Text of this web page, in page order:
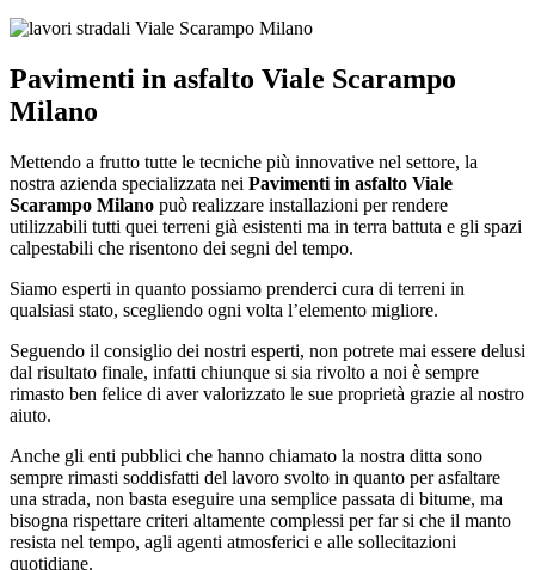
Pavimenti in asfalto Viale Scarampo
Milano
Mettendo a frutto tutte le tecniche più innovative nel settore, la
nostra azienda specializzata nei Pavimenti in asfalto Viale
Scarampo Milano può realizzare installazioni per rendere
utilizzabili tutti quei terreni già esistenti ma in terra battuta e gli spazi
calpestabili che risentono dei segni del tempo.
Siamo esperti in quanto possiamo prenderci cura di terreni in
qualsiasi stato, scegliendo ogni volta l’elemento migliore.
Seguendo il consiglio dei nostri esperti, non potrete mai essere delusi
dal risultato finale, infatti chiunque si sia rivolto a noi è sempre
rimasto ben felice di aver valorizzato le sue proprietà grazie al nostro
aiuto.
Anche gli enti pubblici che hanno chiamato la nostra ditta sono
sempre rimasti soddisfatti del lavoro svolto in quanto per asfaltare
una strada, non basta eseguire una semplice passata di bitume, ma
bisogna rispettare criteri altamente complessi per far si che il manto
resista nel tempo, agli agenti atmosferici e alle sollecitazioni
quotidiane.